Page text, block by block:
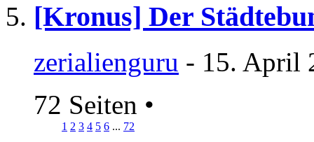
[Kronus] Der
zerialienguru - 15. April
72 Seiten •
1 2 3 4 5 6 ... 72